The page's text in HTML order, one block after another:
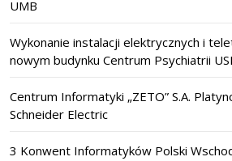
UMB
Wykonanie instalacji elektrycznych i
nowym budynku Centrum Psychiatrii
Centrum Informatyki „ZETO” S.A.
Schneider Electric
3 Konwent Informatyków Polski